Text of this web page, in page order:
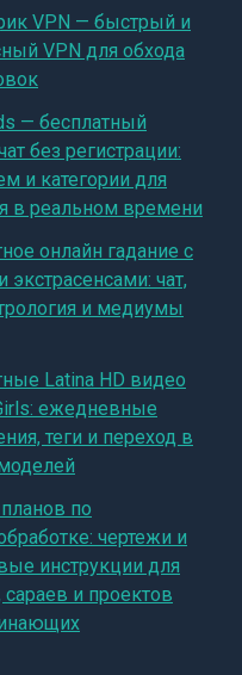
VPN — быстрый и
VPN для обхода
— бесплатный
без регистрации:
и категории для
в реальном времени
онлайн гадание с
чат,
и медиумы
Latina HD видео
ежедневные
теги и переход в
по
чертежи и
инструкции для
и проектов